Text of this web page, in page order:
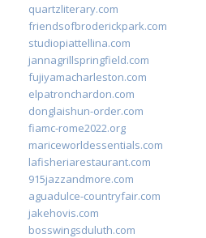
quartzliterary.com
friendsofbroderickpark.com
studiopiattellina.com
jannagrillspringfield.com
fujiyamacharleston.com
elpatronchardon.com
donglaishun-order.com
fiamc-rome2022.org
mariceworldessentials.com
lafisheriarestaurant.com
915jazzandmore.com
aguadulce-countryfair.com
jakehovis.com
bosswingsduluth.com